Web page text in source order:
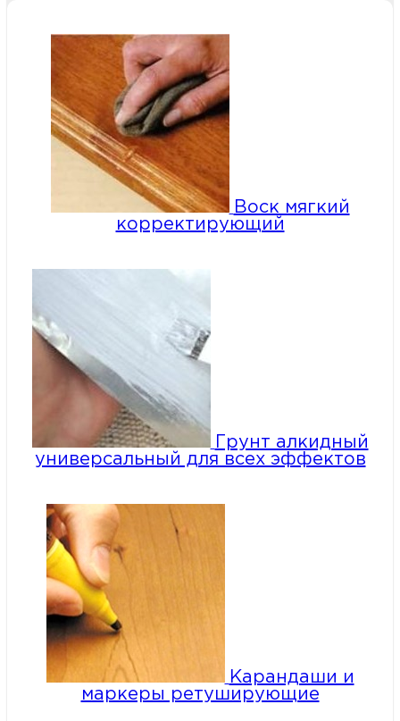
Воск мягкий
корректирующий
Грунт алкидный
универсальный для всех эффектов
Карандаши и
маркеры ретуширующие